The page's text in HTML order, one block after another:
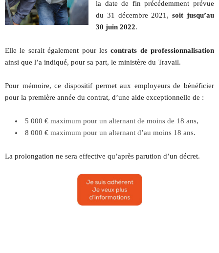
la date de fin précédemment prévue
du 31 décembre 2021,soit jusqu’au
30 juin 2022.
Elle le serait également pour lescontrats de professionnalisation
ainsi que l’a indiqué, pour sa part, le ministère du Travail.
Pour mémoire, ce dispositif permet aux employeurs de bénéficier
pour la première année du contrat, d’une aide exceptionnelle de :
5 000 € maximum pour un alternant de moins de 18 ans,
8 000 € maximum pour un alternant d’au moins 18 ans.
La prolongation ne sera effective qu’après parution d’un décret.